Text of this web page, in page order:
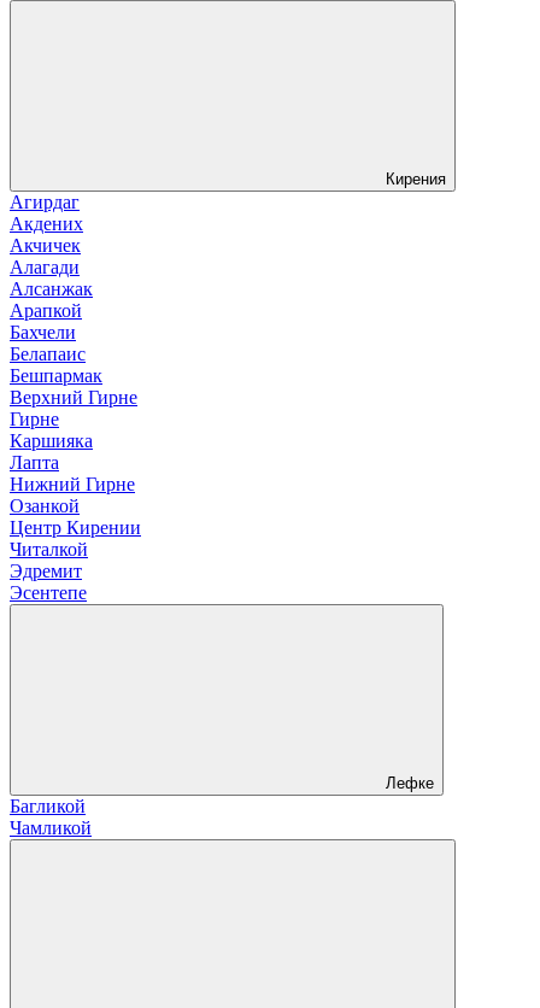
Кирения
Агирдаг
Акдених
Акчичек
Алагади
Алсанжак
Арапкой
Бахчели
Белапаис
Бешпармак
Верхний Гирне
Гирне
Каршияка
Лапта
Нижний Гирне
Озанкой
Центр Кирении
Читалкой
Эдремит
Эсентепе
Лефке
Багликой
Чамликой